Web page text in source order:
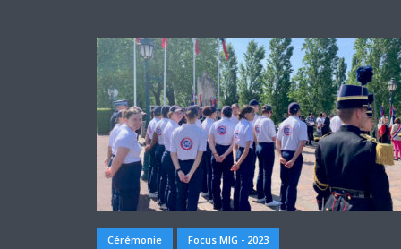
Cérémonie Focus MIG - 2023